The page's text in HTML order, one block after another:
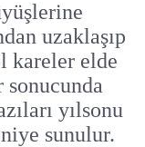
uzaklaşıp
kareler elde
yılsonu
sunulur.